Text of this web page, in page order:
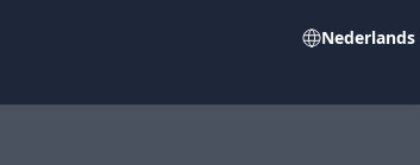
Nederlands